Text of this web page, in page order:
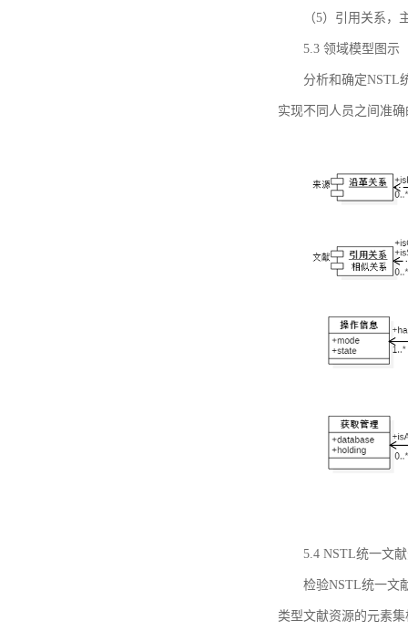
（5）引用关系，
5.3 领域模型图示
分析和确定NSTL
实现不同人员之间准
5.4 NSTL统一文
检验NSTL统一文
类型文献资源的元素